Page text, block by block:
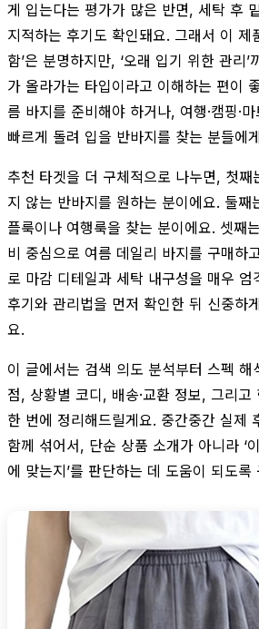
게 입는다는 평가가 많은 반면, 세탁 후
지적하는 후기도 확인돼요. 그래서 이 제
함’은 분명하지만, ‘오래 입기 위한 관리
가 올라가는 타입이라고 이해하는 편이
름 바지를 준비해야 하거나, 여행·캠핑·
빠르게 돌려 입을 반바지를 찾는 분들에
추천 타겟을 더 구체적으로 나누면, 첫째
지 않는 반바지를 원하는 분이에요. 둘째
플룩이나 여행룩을 찾는 분이에요. 셋째
비 중심으로 여름 데일리 바지를 구매하
로 마감 디테일과 세탁 내구성을 매우 엄
후기와 관리법을 먼저 확인한 뒤 신중하
요.
이 글에서는 검색 의도 분석부터 스펙
점, 상황별 코디, 배송·교환 정보, 그리고
한 번에 정리해드릴게요. 중간중간 실제
함께 섞어서, 단순 상품 소개가 아니라 ‘
에 맞는지’를 판단하는 데 도움이 되도록